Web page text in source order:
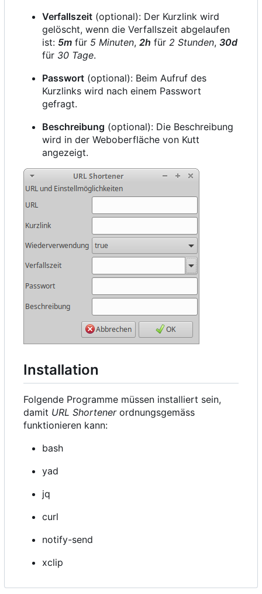
Verfallszeit (optional): Der Kurzlink wird
gelöscht, wenn die Verfallszeit abgelaufen
ist: 5m für 5 Minuten, 2h für 2 Stunden, 30d
für 30 Tage.
Passwort (optional): Beim Aufruf des
Kurzlinks wird nach einem Passwort
gefragt.
Beschreibung (optional): Die Beschreibung
wird in der Weboberfläche von Kutt
angezeigt.
Installation
Folgende Programme müssen installiert sein,
damit URL Shortenerordnungsgemäss
funktionieren kann:
bash
yad
jq
curl
notify-send
xclip